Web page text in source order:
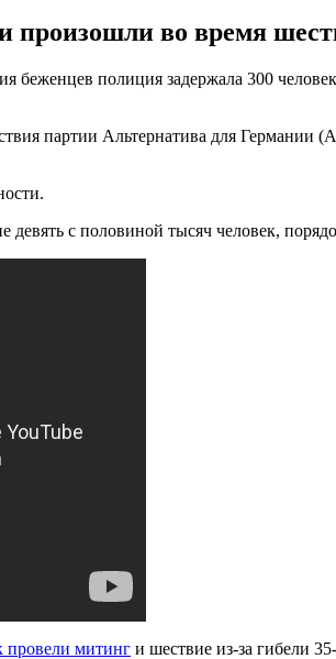
во время
полиция задержала 300
партии Альтернатива для
с половиной тысяч человек,
провели митинг и шествие из-за гибели